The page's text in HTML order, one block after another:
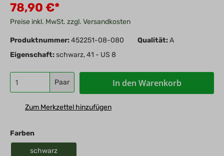
78,90 €*
Preise inkl. MwSt. zzgl. Versandkosten
Produktnummer:452251-08-080 Qualität:A
Eigenschaft:schwarz, 41 - US 8
Paar In den Warenkorb
Zum Merkzettel hinzufügen
Farben
schwarz